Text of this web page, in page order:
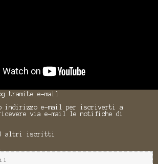
tramite e-mail
indirizzo e-mail per iscriverti a
via e-mail le notifiche di
altri iscritti